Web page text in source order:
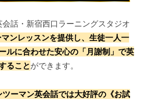
話・新宿西口ラーニングスタジオ
ンレッスンを提供し、生徒一人一
ルに合わせた安心の「月謝制」で英
ることができます。
ーマン英会話では大好評の《お試